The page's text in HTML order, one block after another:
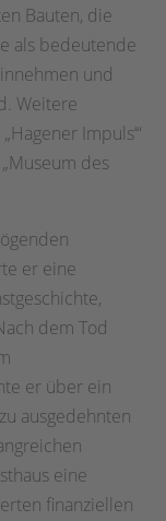
Bauten, die
als bedeutende
und
Weitere
Impuls‘“
des
er eine
dem Tod
er über ein
ausgedehnten
eine
finanziellen